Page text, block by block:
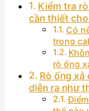
Kiểm tra
cần thiết
Có
trong
rò ống
Rò ống
diễn ra như